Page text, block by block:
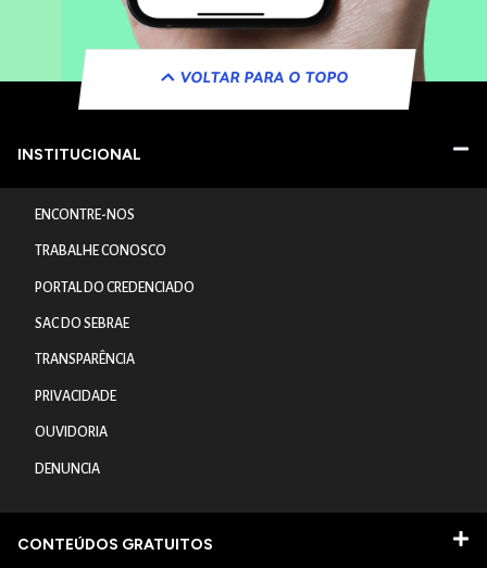
VOLTAR PARA O TOPO
INSTITUCIONAL
ENCONTRE-NOS
TRABALHE CONOSCO
PORTAL DO CREDENCIADO
SAC DO SEBRAE
TRANSPARÊNCIA
PRIVACIDADE
OUVIDORIA
DENUNCIA
CONTEÚDOS GRATUITOS